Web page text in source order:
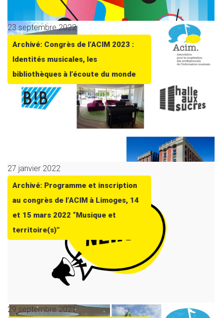
23 septembre 2022
Archivé: Congrès de l’ACIM 2023 :
Identités musicales, les
bibliothèques à l’écoute du monde
27 janvier 2022
Archivé: Programme et inscription
au congrès de l’ACIM à Limoges, 14
et 15 mars 2022 “Musique et
territoire(s)”
29 septembre 2021